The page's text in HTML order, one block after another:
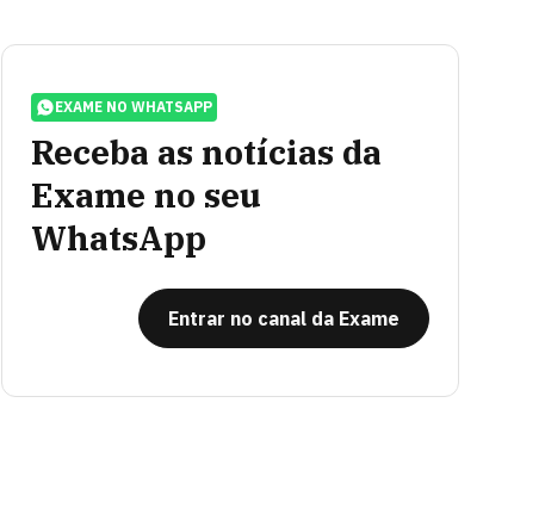
EXAME NO WHATSAPP
Receba as notícias da
Exame no seu
WhatsApp
Entrar no canal da Exame